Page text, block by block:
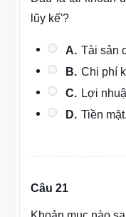
lũy kế'?
A. Tài sản
B. Chi phí
C. Lợi
D. Tiền mặt.
Câu 21